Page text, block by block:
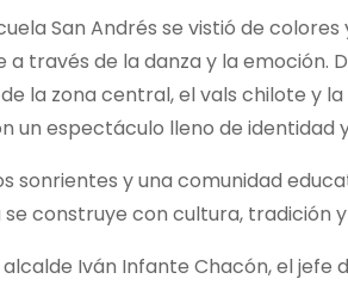
San Andrés se vistió de colores
través de la danza y la emoción.
la zona central, el vals chilote y la
un espectáculo lleno de identidad
sonrientes y una comunidad
construye con cultura, tradición
Iván Infante Chacón, el jefe